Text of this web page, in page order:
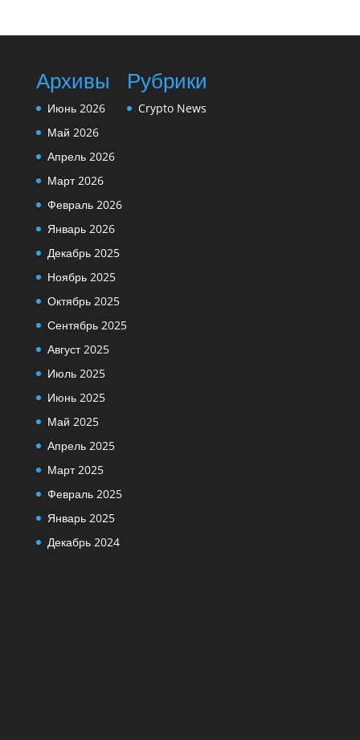
Архивы
Июнь 2026
Май 2026
Апрель 2026
Март 2026
Февраль 2026
Январь 2026
Декабрь 2025
Ноябрь 2025
Октябрь 2025
Сентябрь 2025
Август 2025
Июль 2025
Июнь 2025
Май 2025
Апрель 2025
Март 2025
Февраль 2025
Январь 2025
Декабрь 2024
Рубрики
Crypto News